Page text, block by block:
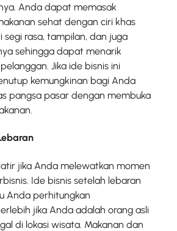
Anda dapat memasak
sehat dengan ciri khas
segi rasa, tampilan, dan juga
sehingga dapat menarik
Jika ide bisnis ini
kemungkinan bagi Anda
pangsa pasar dengan membuka
jika Anda melewatkan momen
Ide bisnis setelah lebaran
Anda perhitungkan
jika Anda adalah orang asli
di lokasi wisata. Makanan dan